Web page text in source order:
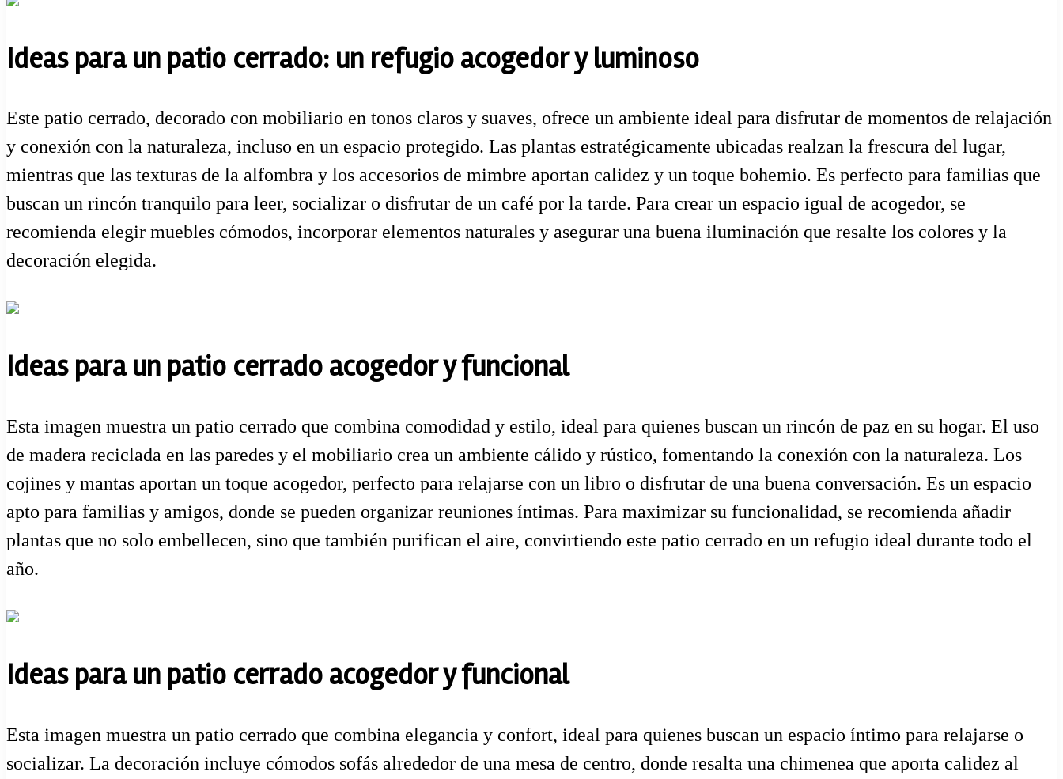
Ideas para un patio cerrado: un refugio acogedor y luminoso
Este patio cerrado, decorado con mobiliario en tonos claros y suaves, ofrece un ambiente ideal para disfrutar de momentos de relajación
y conexión con la naturaleza, incluso en un espacio protegido. Las plantas estratégicamente ubicadas realzan la frescura del lugar,
mientras que las texturas de la alfombra y los accesorios de mimbre aportan calidez y un toque bohemio. Es perfecto para familias que
buscan un rincón tranquilo para leer, socializar o disfrutar de un café por la tarde. Para crear un espacio igual de acogedor, se
recomienda elegir muebles cómodos, incorporar elementos naturales y asegurar una buena iluminación que resalte los colores y la
decoración elegida.
Ideas para un patio cerrado acogedor y funcional
Esta imagen muestra un patio cerrado que combina comodidad y estilo, ideal para quienes buscan un rincón de paz en su hogar. El uso
de madera reciclada en las paredes y el mobiliario crea un ambiente cálido y rústico, fomentando la conexión con la naturaleza. Los
cojines y mantas aportan un toque acogedor, perfecto para relajarse con un libro o disfrutar de una buena conversación. Es un espacio
apto para familias y amigos, donde se pueden organizar reuniones íntimas. Para maximizar su funcionalidad, se recomienda añadir
plantas que no solo embellecen, sino que también purifican el aire, convirtiendo este patio cerrado en un refugio ideal durante todo el
año.
Ideas para un patio cerrado acogedor y funcional
Esta imagen muestra un patio cerrado que combina elegancia y confort, ideal para quienes buscan un espacio íntimo para relajarse o
socializar. La decoración incluye cómodos sofás alrededor de una mesa de centro, donde resalta una chimenea que aporta calidez al